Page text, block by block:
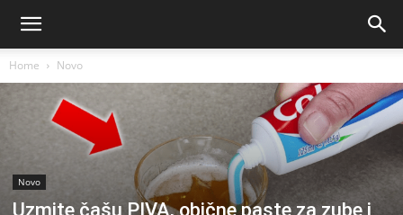
Home Novo
Novo
Uzmite čašu PIVA, obične paste za zube i